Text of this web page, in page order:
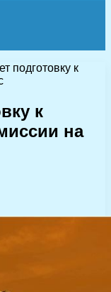
подготовку к
к
на